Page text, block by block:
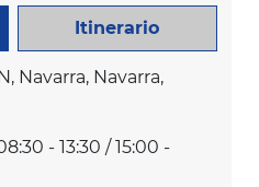
Itinerario
Navarra, Navarra,
- 13:30 / 15:00 -